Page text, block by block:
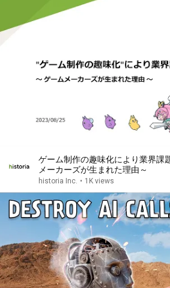
ゲーム制作の趣味化により業界課
メーカーズが生まれた理由～
historia Inc. • 1K views